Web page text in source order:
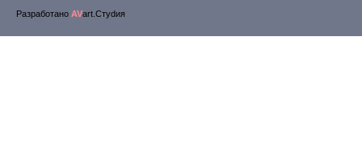
Разработано AVart.Стуdия